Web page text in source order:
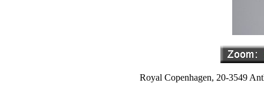
Royal Copenhagen, 20-3549